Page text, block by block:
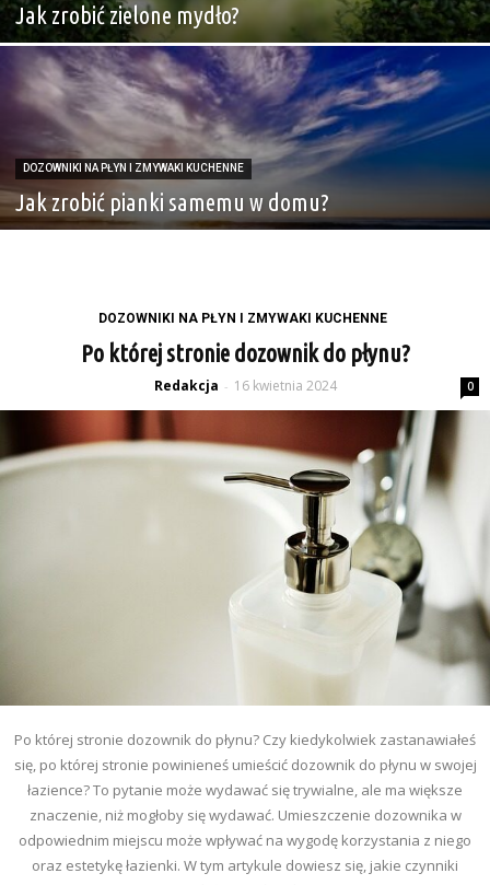
Jak zrobić zielone mydło?
DOZOWNIKI NA PŁYN I ZMYWAKI KUCHENNE
Jak zrobić pianki samemu w domu?
DOZOWNIKI NA PŁYN I ZMYWAKI KUCHENNE
Po której stronie dozownik do płynu?
Redakcja - 16 kwietnia 2024 0
Po której stronie dozownik do płynu? Czy kiedykolwiek zastanawiałeś
się, po której stronie powinieneś umieścić dozownik do płynu w swojej
łazience? To pytanie może wydawać się trywialne, ale ma większe
znaczenie, niż mogłoby się wydawać. Umieszczenie dozownika w
odpowiednim miejscu może wpływać na wygodę korzystania z niego
oraz estetykę łazienki. W tym artykule dowiesz się, jakie czynniki